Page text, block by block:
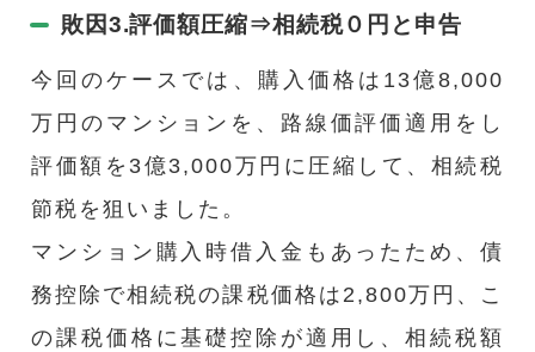
敗因3.評価額圧縮⇒相続税０円と申告
今回のケースでは、購入価格は13億8,000
万円のマンションを、路線価評価適用をし
評価額を3億3,000万円に圧縮して、相続税
節税を狙いました。
マンション購入時借入金もあったため、債
務控除で相続税の課税価格は2,800万円、こ
の課税価格に基礎控除が適用し、相続税額